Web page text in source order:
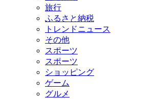
旅行
ふるさと納税
トレンドニュース
その他
スポーツ
スポーツ
ショッピング
ゲーム
グルメ